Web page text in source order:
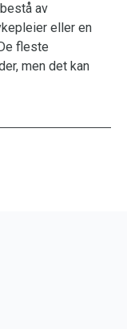
av
eller en
fleste
men det kan